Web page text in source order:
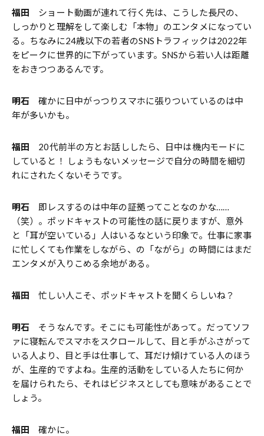
福田
ショート動画が連れて行く先は、こうした長尺の、
しっかりと理解をして楽しむ「本物」のエンタメになってい
る。ちなみに24歳以下の若者のSNSトラフィックは2022年
をピークに世界的に下がっています。SNSから若い人は距離
をおきつつあるんです。
明石 確かに日中がっつりスマホに張りついているのは中
年が多いかも。
福田
20代前半の方とお話ししたら、日中は機内モードに
していると！ しょうもないメッセージで自分の時間を細切
れにされたくないそうです。
明石 即レスするのは中年の証拠ってことなのかな……
（笑）。ポッドキャストの可能性の話に戻りますが、意外
と「耳が空いている」人はいるなという印象で。仕事に家事
に忙しくても作業をしながら、の「ながら」の時間にはまだ
エンタメが入りこめる余地がある。
福田 忙しい人こそ、ポッドキャストを聞くらしいね？
明石 そうなんです。そこにも可能性があって。だってソフ
ァに寝転んでスマホをスクロールして、目と手がふさがって
いる人より、目と手は仕事して、耳だけ傾けている人のほう
が、生産的ですよね。生産的活動をしている人たちに何か
を届けられたら、それはビジネスとしても意味があることで
しょう。
福田 確かに。